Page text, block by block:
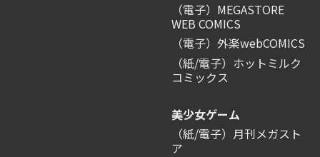
（電子）MEGASTORE
WEB COMICS
（電子）外楽webCOMICS
（紙/電子）ホットミルク
コミックス
美少女ゲーム
（紙/電子）月刊メガスト
ア